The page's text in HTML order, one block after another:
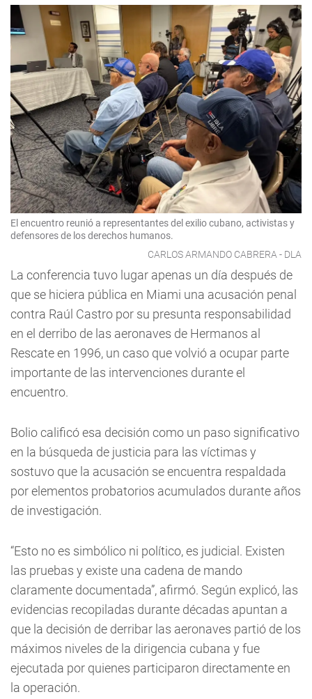
El encuentro reunió a representantes del exilio cubano, activistas y
defensores de los derechos humanos.
CARLOS ARMANDO CABRERA - DLA
La conferencia tuvo lugar apenas un día después de
que se hiciera pública en Miami una acusación penal
contra Raúl Castro por su presunta responsabilidad
en el derribo de las aeronaves de Hermanos al
Rescate en 1996, un caso que volvió a ocupar parte
importante de las intervenciones durante el
encuentro.
Bolio calificó esa decisión como un paso significativo
en la búsqueda de justicia para las víctimas y
sostuvo que la acusación se encuentra respaldada
por elementos probatorios acumulados durante años
de investigación.
“Esto no es simbólico ni político, es judicial. Existen
las pruebas y existe una cadena de mando
claramente documentada”, afirmó. Según explicó, las
evidencias recopiladas durante décadas apuntan a
que la decisión de derribar las aeronaves partió de los
máximos niveles de la dirigencia cubana y fue
ejecutada por quienes participaron directamente en
la operación.